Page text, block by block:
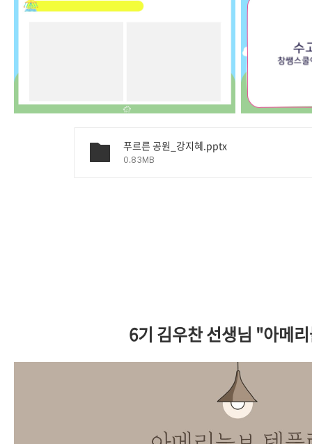
푸르른 공원_강지혜.pptx
0.83MB
6기 김우찬 선생님 "아메